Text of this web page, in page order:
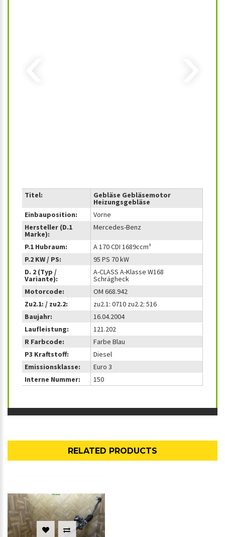
Titel: Gebläse Gebläsemotor
Heizungsgebläse
Einbauposition:
Vorne
Hersteller (D.1
Marke):
Mercedes-Benz
P.1 Hubraum:
A 170 CDI 1689ccm³
P.2 KW / PS:
95 PS 70 kW
D. 2 (Typ /
Variante):
A-CLASS A-Klasse W168
Schrägheck
Motorcode:
OM 668.942
Zu2.1: / zu2.2:
zu2.1: 0710 zu2.2: 516
Baujahr:
16.04.2004
Laufleistung:
121.202
R Farbcode:
Farbe Blau
P3 Kraftstoff:
Diesel
Emissionsklasse:
Euro 3
Interne Nummer:
150
RELATED PRODUCTS